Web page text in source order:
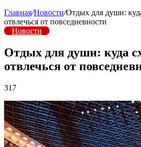
Главная/Новости/Отдых для души:
отвлечься от повседневности
Новости
Отдых для души: куда
отвлечься от
317